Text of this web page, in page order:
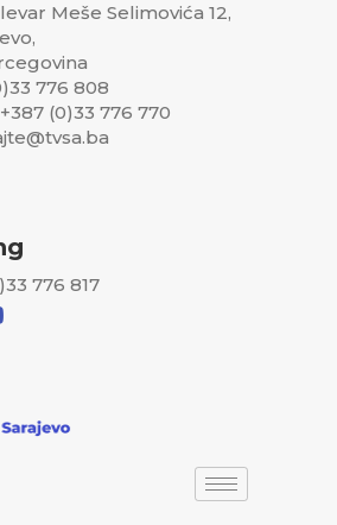
Meše Selimovića 12,
776 808
(0)33 776 770
776 817